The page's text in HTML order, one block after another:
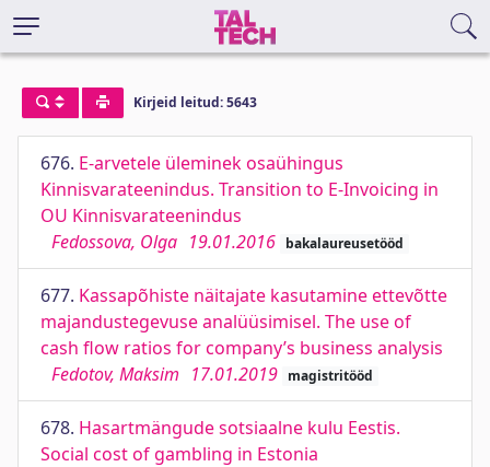
Kirjeid leitud: 5643
676. E-arvetele üleminek osaühingus
Kinnisvarateenindus. Transition to E-Invoicing in
OU Kinnisvarateenindus
Fedossova, Olga 19.01.2016 bakalaureusetööd
677. Kassapõhiste näitajate kasutamine ettevõtte
majandustegevuse analüüsimisel. The use of
cash flow ratios for company’s business analysis
Fedotov, Maksim 17.01.2019 magistritööd
678. Hasartmängude sotsiaalne kulu Eestis.
Social cost of gambling in Estonia